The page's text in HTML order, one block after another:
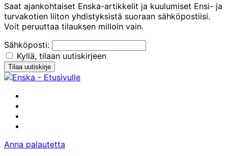
Saat ajankohtaiset Enska-artikkelit ja kuulumiset Ensi- ja
turvakotien liiton yhdistyksistä suoraan sähköpostiisi.
Voit peruuttaa tilauksen milloin vain.
Sähköposti:
Kyllä, tilaan uutiskirjeen
Anna palautetta